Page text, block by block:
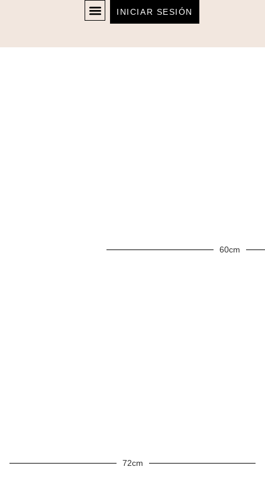
INICIAR SESIÓN
72cm
60cm